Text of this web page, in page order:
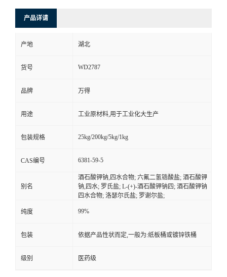
产品详请
产地 湖北
货号 WD2787
品牌 万得
用途 工业原材料,用于工业化大生产
包装规格 25kg/200kg/5kg/1kg
CAS编号 6381-59-5
别名
酒石酸钾钠,四水合物; 六氟二氢锆酸盐; 酒石酸钾
钠,四水; 罗氏盐; L-(+)-酒石酸钾钠四; 酒石酸钾钠
四水合物; 洛瑟尔氏盐; 罗谢尔盐;
纯度 99%
包装 依据产品性状而定,一般为:纸板桶或镀锌铁桶
级别 医药级